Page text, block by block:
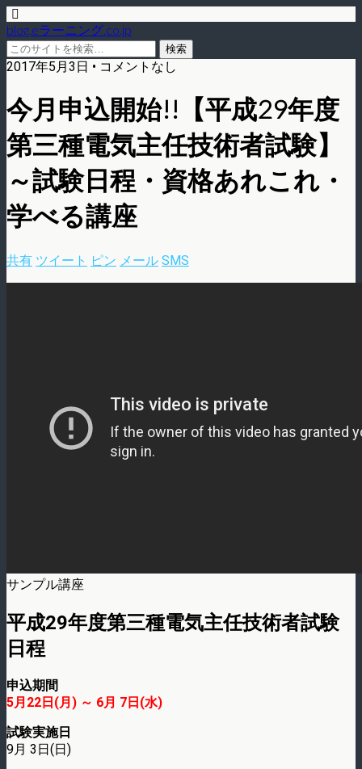
blog.eラーニング.co.jp
2017年5月3日 • コメントなし
今月申込開始!!【平成29年度
第三種電気主任技術者試験】
～試験日程・資格あれこれ・
学べる講座
共有 ツイート ピン メール SMS
サンプル講座
平成29年度第三種電気主任技術者試験
日程
申込期間
5月22日(月) ～ 6月 7日(水)
試験実施日
9月 3日(日)